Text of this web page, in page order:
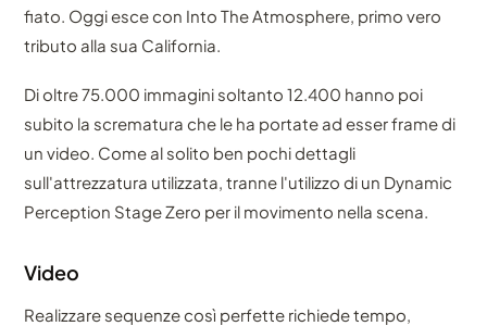
fiato. Oggi esce con Into The Atmosphere, primo vero
tributo alla sua California.
Di oltre 75.000 immagini soltanto 12.400 hanno poi
subito la scrematura che le ha portate ad esser frame di
un video. Come al solito ben pochi dettagli
sull'attrezzatura utilizzata, tranne l'utilizzo di un Dynamic
Perception Stage Zero per il movimento nella scena.
Video
Realizzare sequenze così perfette richiede tempo,